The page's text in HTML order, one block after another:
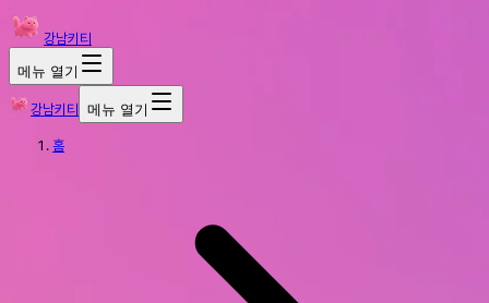
강남키티
메뉴 열기
강남키티 메뉴 열기
홈